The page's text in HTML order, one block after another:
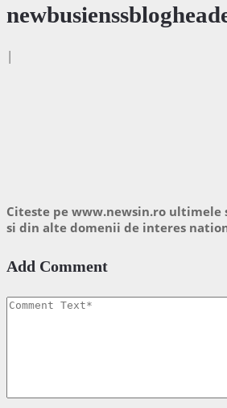
|
Citeste pe www.newsin.ro
si din alte domenii de interes
Add Comment